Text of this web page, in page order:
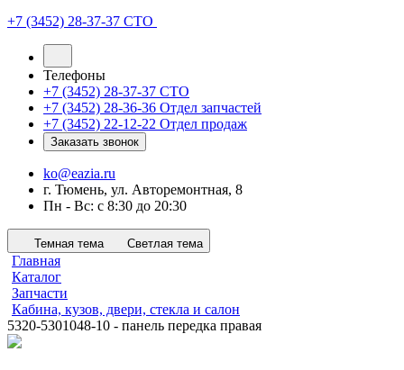
+7 (3452) 28-37-37 СТО
Телефоны
+7 (3452) 28-37-37 СТО
+7 (3452) 28-36-36 Отдел запчастей
+7 (3452) 22-12-22 Отдел продаж
Заказать звонок
ko@eazia.ru
г. Тюмень, ул. Авторемонтная, 8
Пн - Вс: с 8:30 до 20:30
Темная тема Светлая тема
Главная
Каталог
Запчасти
Кабина, кузов, двери, стекла и салон
5320-5301048-10 - панель передка правая